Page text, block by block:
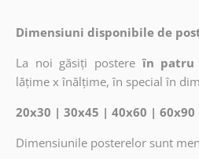
Dimensiuni disponibile de
La noi găsiți postere în patru
lățime x înălțime, în special în
20x30 | 30x45 | 40x60 | 60x90
Dimensiunile posterelor sunt